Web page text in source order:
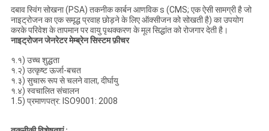
दबाव स्विंग सोखना (PSA) तकनीक कार्बन आणविक s (CMS; एक ऐसी सामग्री है जो
नाइट्रोजन का एक समृद्ध प्रवाह छोड़ने के लिए ऑक्सीजन को सोखती है) का उपयोग
करके परिवेश के तापमान पर वायु पृथक्करण के मूल सिद्धांत को रोजगार देती है।
नाइट्रोजन जेनरेटर मेम्ब्रेन सिस्टम फ़ीचर
१.१) उच्च शुद्धता
१.२) उत्कृष्ट ऊर्जा-बचत
१.३) सुचारू रूप से चलने वाला, दीर्घायु
१.४) स्वचालित संचालन
1.5) प्रमाणपत्र: ISO9001: 2008